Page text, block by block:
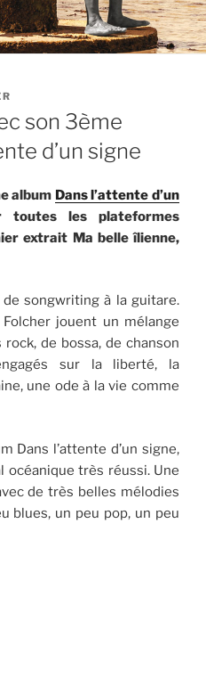
son 3ème
d’un signe
album Dans l’attente d’un
les plateformes
extrait Ma belle îlienne,
songwriting à la guitare.
jouent un mélange
de bossa, de chanson
sur la liberté, la
une ode à la vie comme
Dans l’attente d’un signe,
océanique très réussi. Une
de très belles mélodies
blues, un peu pop, un peu